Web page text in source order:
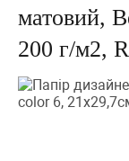
матовий,
200 г/м2,